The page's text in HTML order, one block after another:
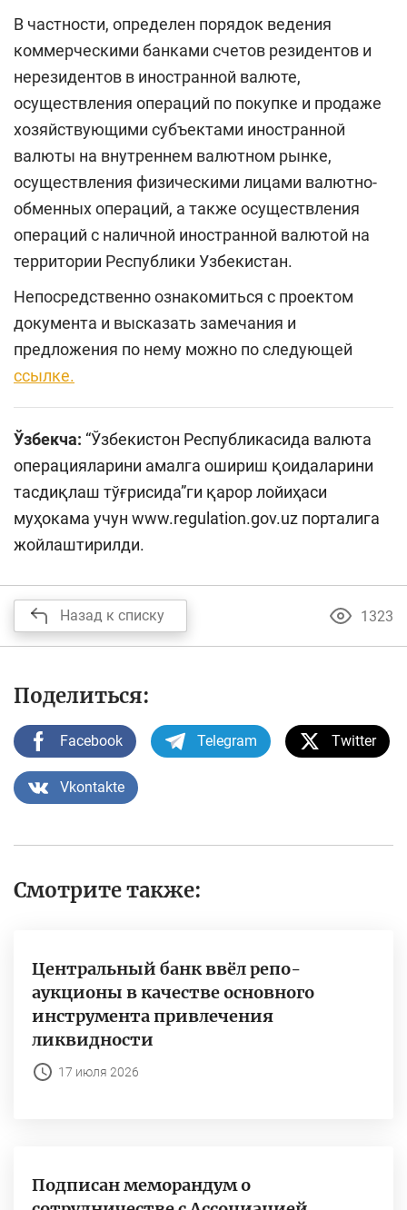
В частности, определен порядок ведения
коммерческими банками счетов резидентов и
нерезидентов в иностранной валюте,
осуществления операций по покупке и продаже
хозяйствующими субъектами иностранной
валюты на внутреннем валютном рынке,
осуществления физическими лицами валютно-
обменных операций, а также осуществления
операций с наличной иностранной валютой на
территории Республики Узбекистан.
Непосредственно ознакомиться с проектом
документа и высказать замечания и
предложения по нему можно по следующей
ссылке.
Ўзбекча: “Ўзбекистон Республикасида валюта
операцияларини амалга ошириш қоидаларини
тасдиқлаш тўғрисида”ги қарор лойиҳаси
муҳокама учун www.regulation.gov.uz порталига
жойлаштирилди.
Назад к списку 1323
Поделиться:
Facebook Telegram Twitter
Vkontakte
Смотрите также:
Центральный банк ввёл репо-
аукционы в качестве основного
инструмента привлечения
ликвидности
17 июля 2026
Подписан меморандум о